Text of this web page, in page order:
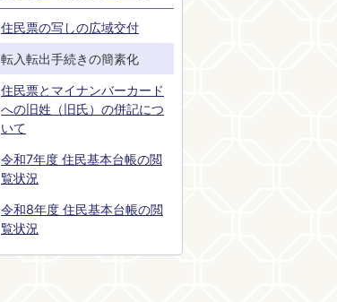
住民票の写しの広域交付
転入転出手続きの簡素化
住民票とマイナンバーカード
への旧姓（旧氏）の併記につ
いて
令和7年度 住民基本台帳の閲
覧状況
令和8年度 住民基本台帳の閲
覧状況